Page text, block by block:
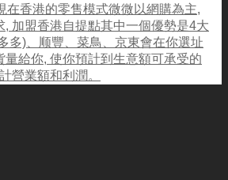
在香港的零售模式微微以網購為主,
, 加盟香港自提點其中一個優勢是4大
多)、顺豐、菜鳥、京東會在你選址
量給你, 使你預計到生意額可承受的
營業額和利潤。